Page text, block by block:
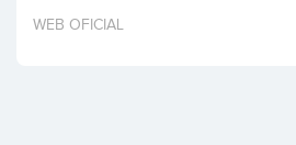
Invertir
WEB OFICIAL